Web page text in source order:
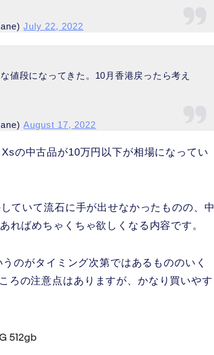
July 22, 2022
値段になってきた。10月香港戻ったら考え
August 17, 2022
の中古品が10万円以下が相場になってい
ていて流石に手が出せなかったものの、中
ればめちゃくちゃ欲しくなる内容です。
のがタイミング次第ではあるもののいく
ろの注意点はありますが、かなり買いやす